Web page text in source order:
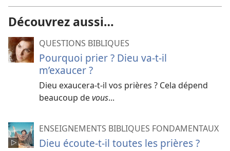
Découvrez aussi…
QUESTIONS BIBLIQUES
Pourquoi prier ? Dieu va-t-il
m’exaucer ?
Dieu exaucera-t-il vos prières ? Cela dépend
beaucoup devous...
ENSEIGNEMENTS BIBLIQUES FONDAMENTAUX
Dieu écoute-​t-​il toutes les prières ?